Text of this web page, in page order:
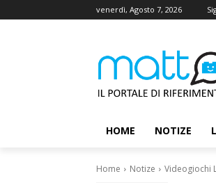
venerdì, Agosto 7, 2026
HOME NOTIZE
Home Notize Videogiochi